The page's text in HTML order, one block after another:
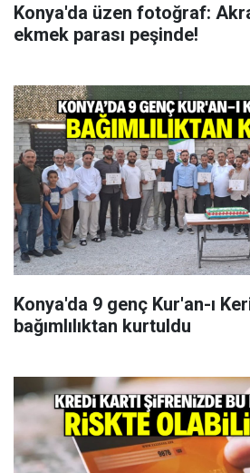
Konya'da üzen fotoğraf:
ekmek parası peşinde!
Konya'da 9 genç Kur'an-ı
bağımlılıktan kurtuldu